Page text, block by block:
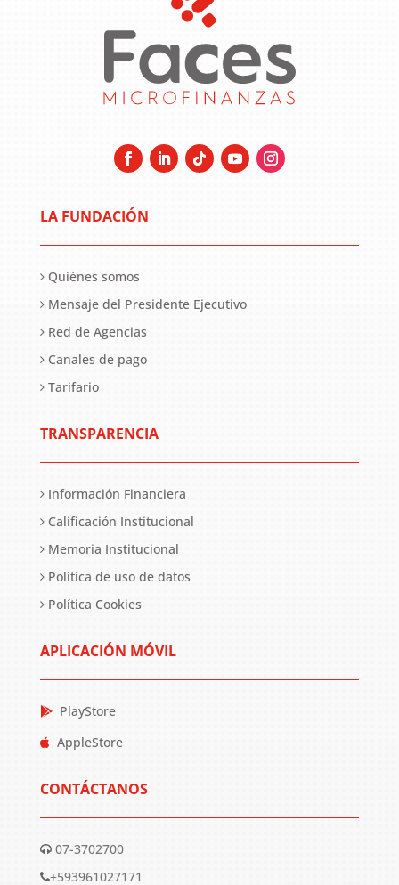
LA FUNDACIÓN
Quiénes somos
Mensaje del Presidente Ejecutivo
Red de Agencias
Canales de pago
Tarifario
TRANSPARENCIA
Información Financiera
Calificación Institucional
Memoria Institucional
Política de uso de datos
Política Cookies
APLICACIÓN MÓVIL
PlayStore
AppleStore
CONTÁCTANOS
07-3702700
+593961027171